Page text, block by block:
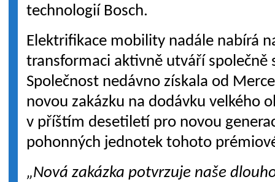
technologií Bosch.
Elektrifikace mobility nadále nabírá
transformaci aktivně utváří společně
Společnost nedávno získala od
novou zakázku na dodávku velkého
v příštím desetiletí pro novou
pohonných jednotek tohoto
„Nová zakázka potvrzuje naše